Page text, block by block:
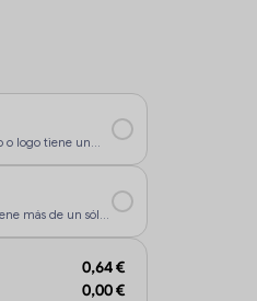
o logo tiene un
más de un sólo
0,64 €
0,00 €